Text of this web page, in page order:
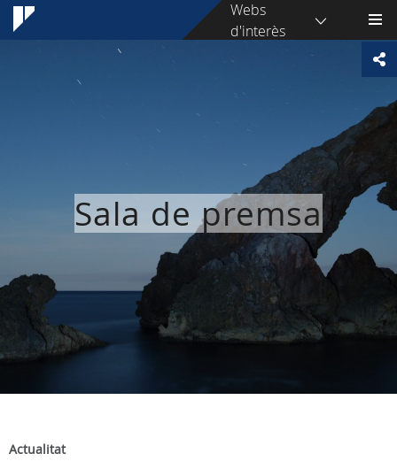
Webs
d'interès
Sala de premsa
Actualitat